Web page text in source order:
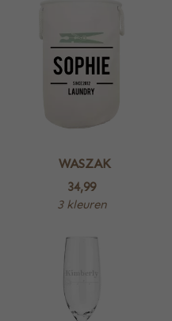
WASZAK
34,99
3 kleuren